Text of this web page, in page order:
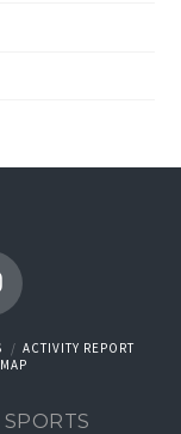
ACTIVITY REPORT